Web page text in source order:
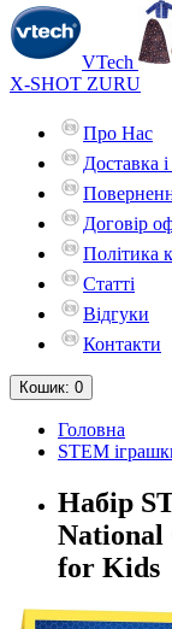
VTech
X-SHOT ZURU
Про Нас
Доставка
Договір
Політика
Статті
Відгуки
Контакти
Кошик: 0
Головна
STEM
Набір
National
for Kids